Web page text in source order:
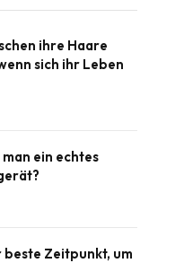
ihre Haare
sich ihr Leben
ein echtes
beste Zeitpunkt, um